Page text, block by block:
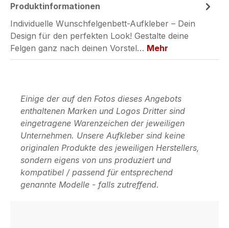
Produktinformationen
Individuelle Wunschfelgenbett-Aufkleber – Dein
Design für den perfekten Look! Gestalte deine
Felgen ganz nach deinen Vorstel… Mehr
Einige der auf den Fotos dieses Angebots
enthaltenen Marken und Logos Dritter sind
eingetragene Warenzeichen der jeweiligen
Unternehmen. Unsere Aufkleber sind keine
originalen Produkte des jeweiligen Herstellers,
sondern eigens von uns produziert und
kompatibel / passend für entsprechend
genannte Modelle - falls zutreffend.